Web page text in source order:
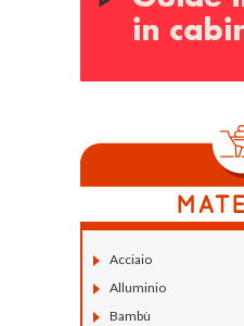
Acciaio
Alluminio
Bambù